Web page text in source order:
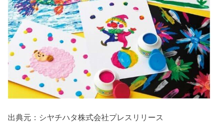
出典元：シヤチハタ株式会社プレスリリース